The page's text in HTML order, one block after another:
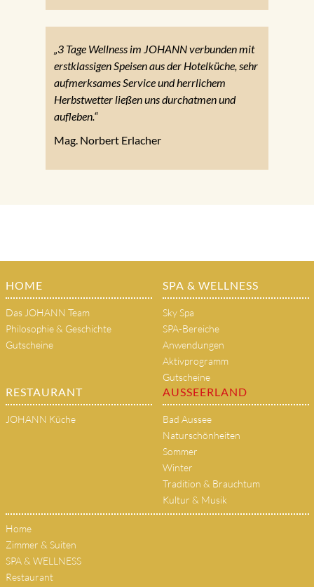
„3 Tage Wellness im JOHANN verbunden mit
erstklassigen Speisen aus der Hotelküche, sehr
aufmerksames Service und herrlichem
Herbstwetter ließen uns durchatmen und
aufleben.“
Mag. Norbert Erlacher
HOME
Das JOHANN Team
Philosophie & Geschichte
Gutscheine
SPA & WELLNESS
Sky Spa
SPA-Bereiche
Anwendungen
Aktivprogramm
Gutscheine
RESTAURANT
JOHANN Küche
AUSSEERLAND
Bad Aussee
Naturschönheiten
Sommer
Winter
Tradition & Brauchtum
Kultur & Musik
Home
Zimmer & Suiten
SPA & WELLNESS
Restaurant